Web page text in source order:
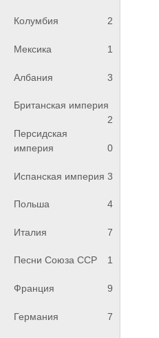
Колумбия 2
Мексика 1
Албания 3
Британская империя
2
Персидская
империя
0
Испанская империя 3
Польша 4
Италия 7
Песни Союза ССР 1
Франция 9
Германия 7